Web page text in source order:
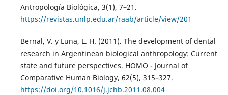
Antropología Biológica, 3(1), 7–21.
https://revistas.unlp.edu.ar/raab/article/view/201
Bernal, V. y Luna, L. H. (2011). The development of dental
research in Argentinean biological anthropology: Current
state and future perspectives. HOMO - Journal of
Comparative Human Biology, 62(5), 315–327.
https://doi.org/10.1016/j.jchb.2011.08.004